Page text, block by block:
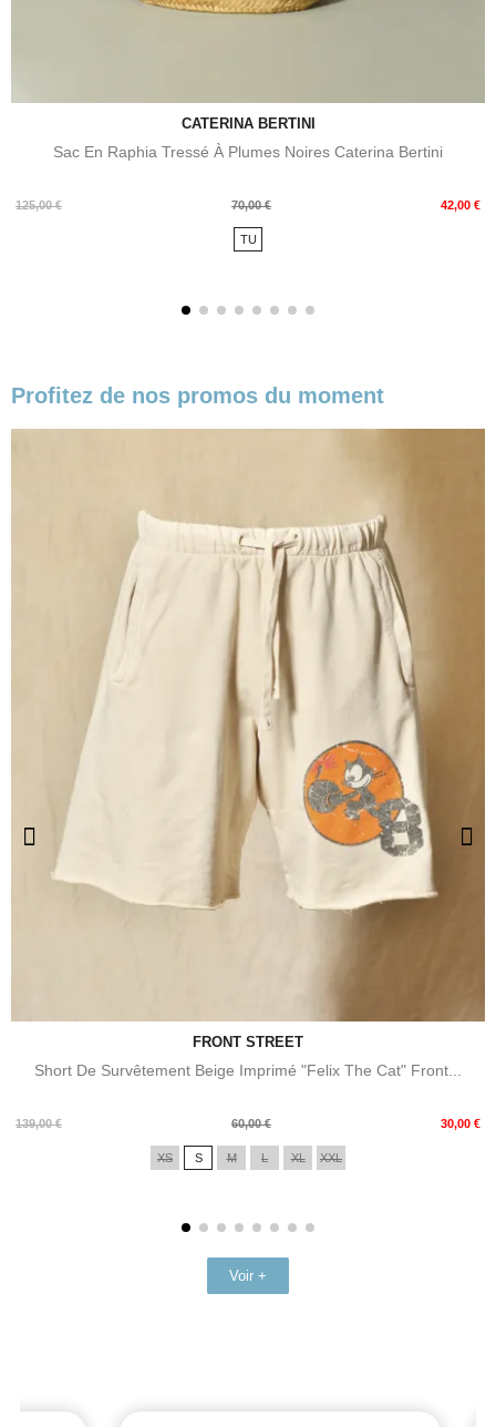
CATERINA BERTINI
Sac En Raphia Tressé À Plumes Noires Caterina Bertini
125,00 €
Prix
70,00 € 42,00 €
Prix
TU
Profitez de nos promos du moment
FRONT STREET
Short De Survêtement Beige Imprimé "Felix The Cat" Front...
139,00 €
Prix
60,00 € 30,00 €
Prix
XS S M L XL XXL
Voir +